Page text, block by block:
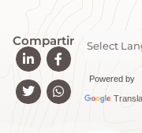
Compartir
Powered by